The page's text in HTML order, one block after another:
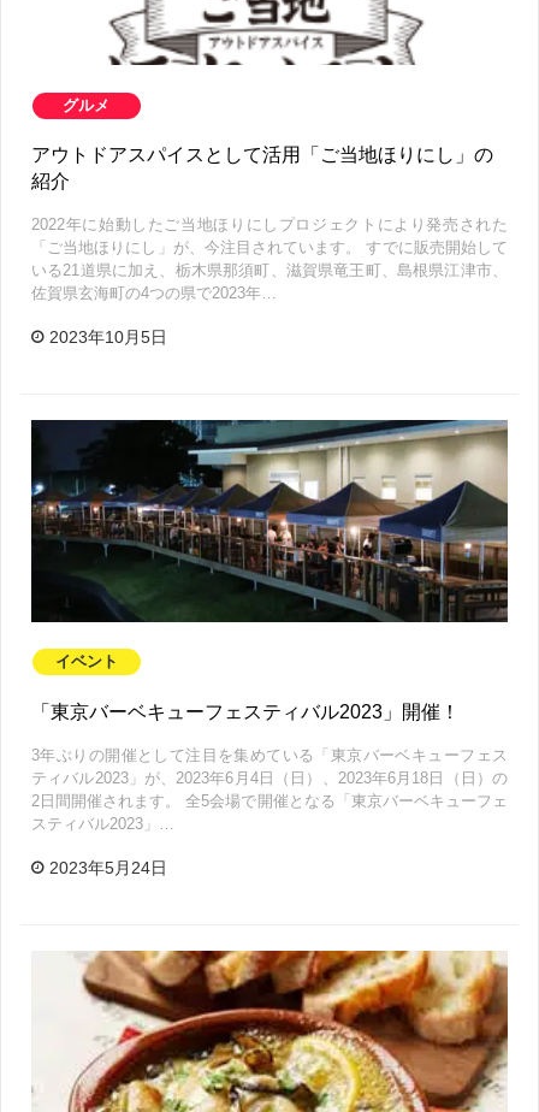
グルメ
アウトドアスパイスとして活用「ご当地ほりにし」の
紹介
2022年に始動したご当地ほりにしプロジェクトにより発売された
「ご当地ほりにし」が、今注目されています。 すでに販売開始して
いる21道県に加え、栃木県那須町、滋賀県竜王町、島根県江津市、
佐賀県玄海町の4つの県で2023年…
2023年10月5日
イベント
「東京バーベキューフェスティバル2023」開催！
3年ぶりの開催として注目を集めている「東京バーベキューフェス
ティバル2023」が、2023年6月4日（日）、2023年6月18日（日）の
2日間開催されます。 全5会場で開催となる「東京バーベキューフェ
スティバル2023」…
2023年5月24日